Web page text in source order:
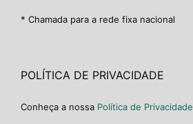
* Chamada para a rede fixa nacional
POLÍTICA DE PRIVACIDADE
Conheça a nossa Política de Privacidade